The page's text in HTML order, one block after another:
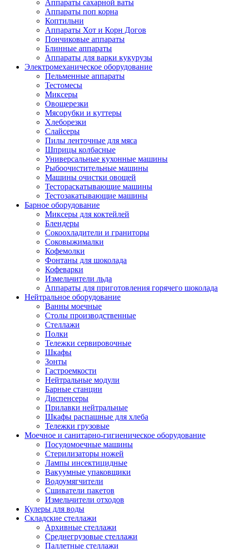
Аппараты сахарной ваты
Аппараты поп корна
Коптильни
Аппараты Хот и Корн Догов
Пончиковые аппараты
Блинные аппараты
Аппараты для варки кукурузы
Электромеханическое оборудование
Пельменные аппараты
Тестомесы
Миксеры
Овощерезки
Мясорубки и куттеры
Хлеборезки
Слайсеры
Пилы ленточные для мяса
Шприцы колбасные
Универсальные кухонные машины
Рыбоочистительные машины
Машины очистки овощей
Тестораскатывающие машины
Тестозакатывающие машины
Барное оборудование
Миксеры для коктейлей
Блендеры
Сокоохладители и граниторы
Соковыжималки
Кофемолки
Фонтаны для шоколада
Кофеварки
Измельчители льда
Аппараты для приготовления горячего шоколада
Нейтральное оборудование
Ванны моечные
Столы производственные
Стеллажи
Полки
Тележки сервировочные
Шкафы
Зонты
Гастроемкости
Нейтральные модули
Барные станции
Диспенсеры
Прилавки нейтральные
Шкафы распашные для хлеба
Тележки грузовые
Моечное и санитарно-гигиеническое оборудование
Посудомоечные машины
Стерилизаторы ножей
Лампы инсектицидные
Вакуумные упаковщики
Водоумягчители
Сшиватели пакетов
Измельчители отходов
Кулеры для воды
Складские стеллажи
Архивные стеллажи
Среднегрузовые стеллажи
Паллетные стеллажи